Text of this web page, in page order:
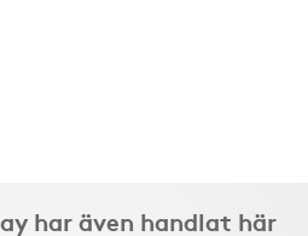
har även handlat här